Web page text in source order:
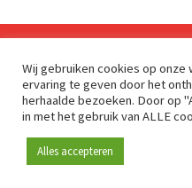
Sinds 2009 is RetailDetail
platform voor retail in
Als "100% trusted medium"
RetailDetail professionals
scherpe inzichten en
Wij gebruiken cookies op
ervaring te geven door het
herhaalde bezoeken. Door op
in met het gebruik van ALLE
Alles accepteren